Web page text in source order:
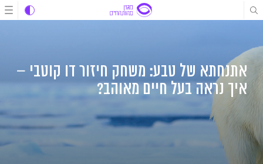
דלג
לתוכן
דלג
דלג
אתנחתא של טבע: משחק חיזור דו קוטבי –
איך נראה בעל חיים מאוהב?